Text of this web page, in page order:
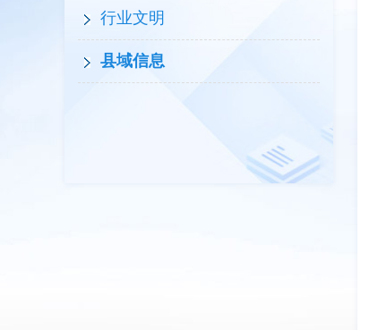
行业文明
县域信息